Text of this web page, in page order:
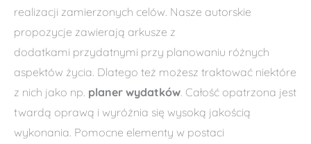
realizacji zamierzonych celów. Nasze autorskie
propozycje zawierają arkusze z
dodatkami przydatnymi przy planowaniu różnych
aspektów życia. Dlatego też możesz traktować niektóre
z nich jako np. planer wydatków. Całość opatrzona jest
twardą oprawą i wyróżnia się wysoką jakością
wykonania. Pomocne elementy w postaci